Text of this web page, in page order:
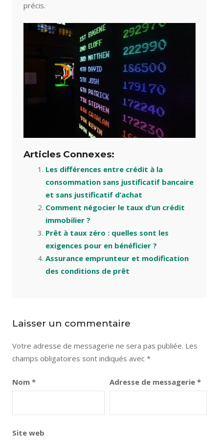
précis.
Articles Connexes:
Les différences entre crédit à la
consommation sans justificatif bancaire
et sans justificatif d’achat
Comment négocier le taux d’un crédit
immobilier ?
Prêt à taux zéro : quelles sont les
exigences pour en bénéficier ?
Assurance emprunteur et modification
des conditions de prêt
Laisser un commentaire
Votre adresse de messagerie ne sera pas publiée. Les
champs obligatoires sont indiqués avec *
Nom * Adresse de messagerie *
Site web